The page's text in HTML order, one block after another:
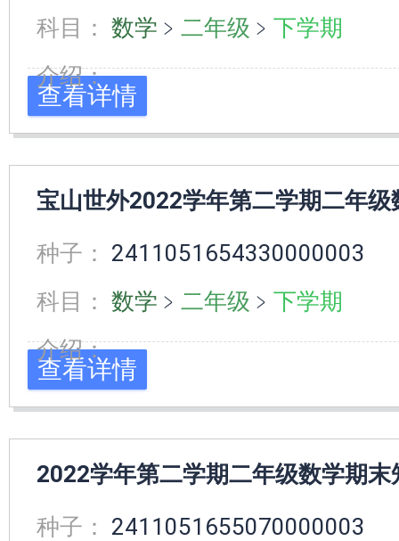
科目： 数学 ﹥ 二年级 ﹥ 下学期
介绍：
查看详情
宝山世外2022学年第二学期二年
种子： 2411051654330000003
科目： 数学 ﹥ 二年级 ﹥ 下学期
介绍：
查看详情
2022学年第二学期二年级数学期末
种子： 2411051655070000003